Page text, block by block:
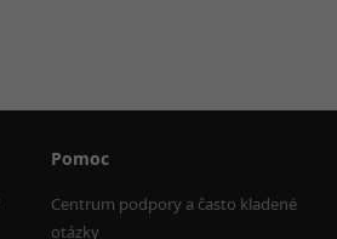
Pomoc
Centrum podpory a často kladené
otázky